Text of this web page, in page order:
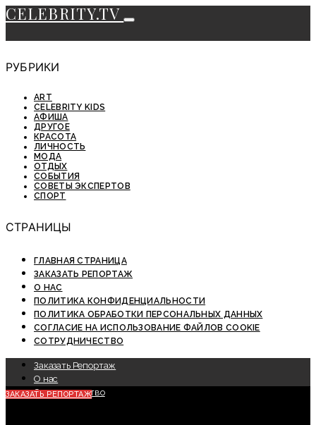
CELEBRITY.TV
РУБРИКИ
ART
CELEBRITY KIDS
АФИША
ДРУГОЕ
КРАСОТА
ЛИЧНОСТЬ
МОДА
ОТДЫХ
СОБЫТИЯ
СОВЕТЫ ЭКСПЕРТОВ
СПОРТ
СТРАНИЦЫ
ГЛАВНАЯ СТРАНИЦА
ЗАКАЗАТЬ РЕПОРТАЖ
О НАС
ПОЛИТИКА КОНФИДЕНЦИАЛЬНОСТИ
ПОЛИТИКА ОБРАБОТКИ ПЕРСОНАЛЬНЫХ ДАННЫХ
СОГЛАСИЕ НА ИСПОЛЬЗОВАНИЕ ФАЙЛОВ COOKIE
СОТРУДНИЧЕСТВО
Заказать Репортаж
О нас
Сотрудничество
ЗАКАЗАТЬ РЕПОРТАЖ